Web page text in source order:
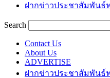
ฝากข่าวประชาสัมพันธ์
Search
Contact Us
About Us
ADVERTISE
ฝากข่าวประชาสัมพันธ์